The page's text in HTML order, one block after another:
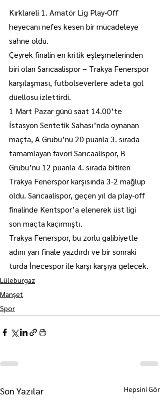
Kırklareli 1. Amatör Lig Play-Off
heyecanı nefes kesen bir mücadeleye
sahne oldu.
Çeyrek finalin en kritik eşleşmelerinden
biri olan Sarıcaalispor – Trakya Fenerspor
karşılaşması, futbolseverlere adeta gol
düellosu izlettirdi.
1 Mart Pazar günü saat 14.00’te
İstasyon Sentetik Sahası’nda oynanan
maçta, A Grubu’nu 20 puanla 3. sırada
tamamlayan favori Sarıcaalispor, B
Grubu’nu 12 puanla 4. sırada bitiren
Trakya Fenerspor karşısında 3-2 mağlup
oldu. Sarıcaalispor, geçen yıl da play-off
finalinde Kentspor’a elenerek üst ligi
son maçta kaçırmıştı.
Trakya Fenerspor, bu zorlu galibiyetle
adını yarı finale yazdırdı ve bir sonraki
turda İnecespor ile karşı karşıya gelecek.
Lüleburgaz
Manşet
Spor
Son Yazılar Hepsini Gör